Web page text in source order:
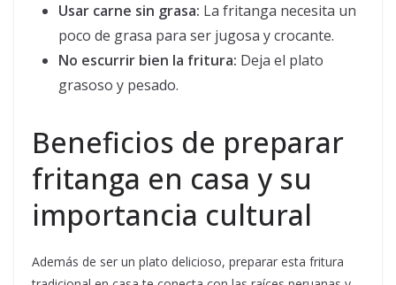
Usar carne sin grasa: La fritanga necesita un
poco de grasa para ser jugosa y crocante.
No escurrir bien la fritura: Deja el plato
grasoso y pesado.
Beneficios de preparar
fritanga en casa y su
importancia cultural
Además de ser un plato delicioso, preparar esta fritura